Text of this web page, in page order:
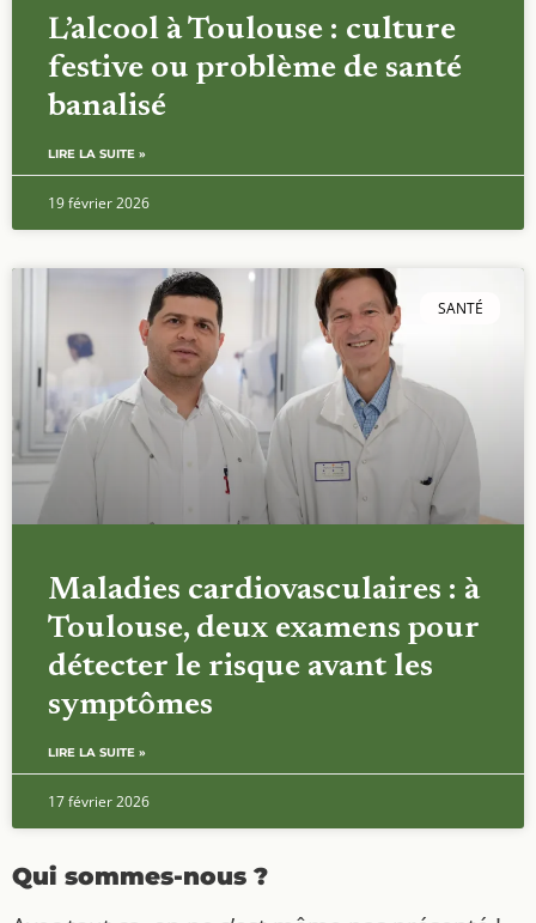
L’alcool à Toulouse : culture
festive ou problème de santé
banalisé
LIRE LA SUITE »
19 février 2026
SANTÉ
Maladies cardiovasculaires : à
Toulouse, deux examens pour
détecter le risque avant les
symptômes
LIRE LA SUITE »
17 février 2026
Qui sommes-nous ?